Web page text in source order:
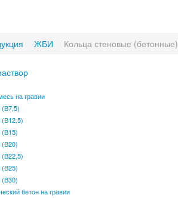
ЖБИ Кольца стеновые (бетонные)
на гравии
бетон на гравии